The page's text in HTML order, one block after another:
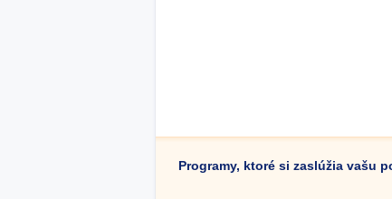
Programy, ktoré si zaslúžia vašu